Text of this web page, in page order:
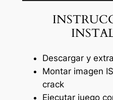
Descargar y
Montar imagen
crack
Ejecutar juego